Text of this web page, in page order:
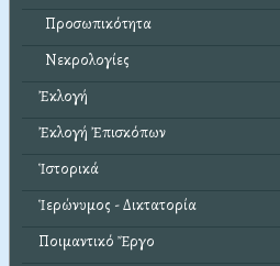
Προσωπικότητα
Νεκρολογίες
Ἐκλογή
Ἐκλογή Ἐπισκόπων
Ἱστορικά
Ἱερώνυμος - Δικτατορία
Ποιμαντικό Ἔργο